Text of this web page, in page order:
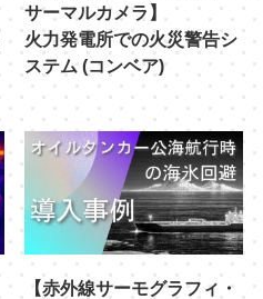
サーマルカメラ】
火力発電所での火災警告シ
ステム (コンベア)
【赤外線サーモグラフィ・